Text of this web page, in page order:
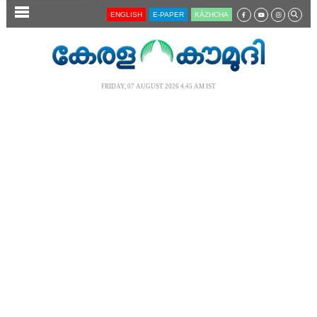
SECTIONS ENGLISH E-PAPER KĀZHCHA
FRIDAY, 07 AUGUST 2026 4.45 AM IST